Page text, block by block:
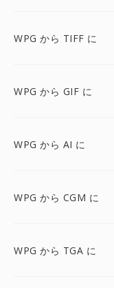
WPG から TIFF に
WPG から GIF に
WPG から AI に
WPG から CGM に
WPG から TGA に